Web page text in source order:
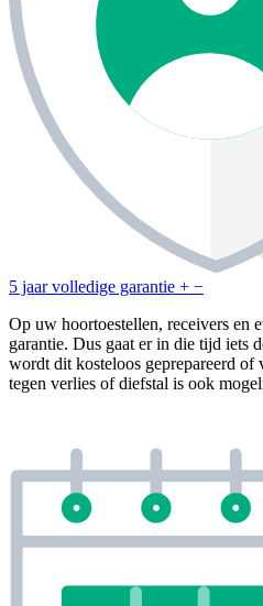
5 jaar volledige garantie + −
Op uw hoortoestellen, receivers en
garantie. Dus gaat er in die tijd iets
wordt dit kosteloos geprepareerd of
tegen verlies of diefstal is ook